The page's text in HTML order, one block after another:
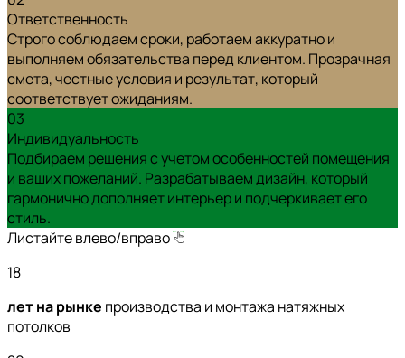
Ответственность
Строго соблюдаем сроки, работаем аккуратно и
выполняем обязательства перед клиентом. Прозрачная
смета, честные условия и результат, который
соответствует ожиданиям.
03
Индивидуальность
Подбираем решения с учетом особенностей помещения
и ваших пожеланий. Разрабатываем дизайн, который
гармонично дополняет интерьер и подчеркивает его
стиль.
Листайте влево/вправо
18
лет на рынке производства и монтажа натяжных
потолков